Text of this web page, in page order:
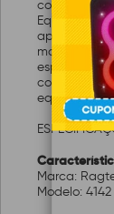
Equipada
aparelhos
moderno
espaços.
Marca:
Modelo: 4142